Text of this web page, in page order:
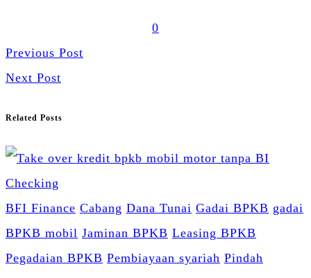
0
Previous Post
Next Post
Related Posts
BFI Finance Cabang Dana Tunai Gadai BPKB gadai
BPKB mobil Jaminan BPKB Leasing BPKB
Pegadaian BPKB Pembiayaan syariah Pindah